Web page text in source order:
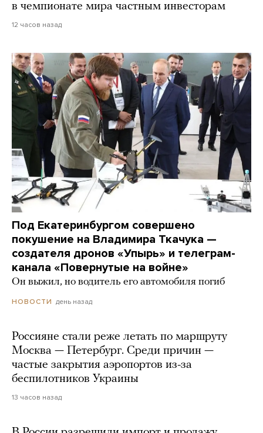
в чемпионате мира частным инвесторам
12 часов назад
Под Екатеринбургом совершено
покушение на Владимира Ткачука —
создателя дронов «Упырь» и телеграм-
канала «Повернутые на войне»
Он выжил, но водитель его автомобиля погиб
НОВОСТИ день назад
Россияне стали реже летать по маршруту
Москва — Петербург. Среди причин —
частые закрытия аэропортов из-за
беспилотников Украины
13 часов назад